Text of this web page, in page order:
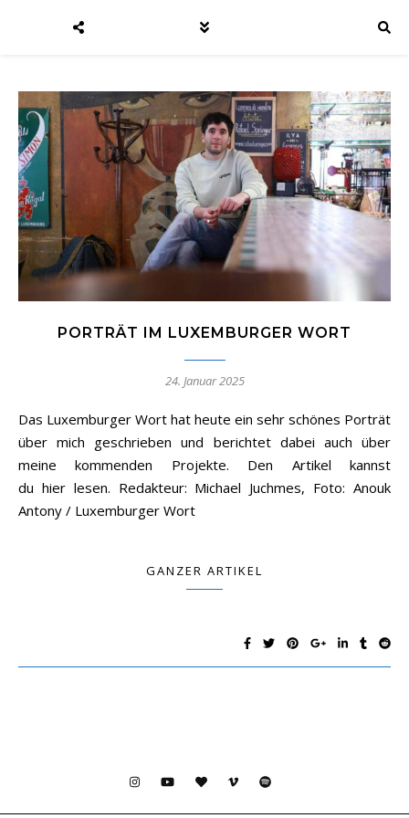
PORTRÄT IM LUXEMBURGER WORT
24. Januar 2025
Das Luxemburger Wort hat heute ein sehr schönes Porträt
über mich geschrieben und berichtet dabei auch über
meine kommenden Projekte. Den Artikel kannst
du hier lesen. Redakteur: Michael Juchmes, Foto: Anouk
Antony / Luxemburger Wort
GANZER ARTIKEL